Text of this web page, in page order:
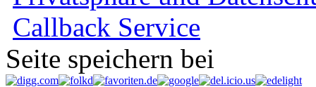
Callback Service
Seite speichern bei